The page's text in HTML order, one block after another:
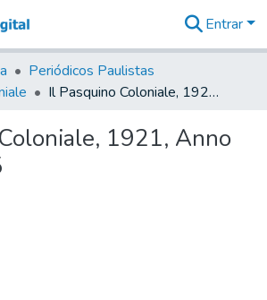
&
Coleções
Tudo na
Digital
Entrar
Periódicos Paulistas
Il Pasquino Coloniale, 1921, Anno XIII, n. 0715
1921, Anno